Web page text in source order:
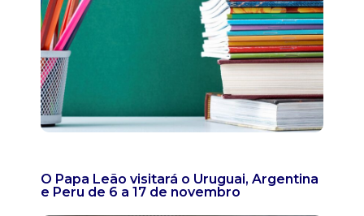
O Papa Leão visitará o Uruguai, Argentina
e Peru de 6 a 17 de novembro